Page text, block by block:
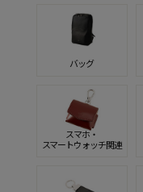
バッグ
スマホ・
スマートウォッチ関連